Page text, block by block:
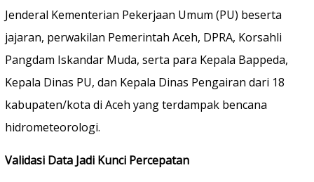
Jenderal Kementerian Pekerjaan Umum (PU) beserta
jajaran, perwakilan Pemerintah Aceh, DPRA, Korsahli
Pangdam Iskandar Muda, serta para Kepala Bappeda,
Kepala Dinas PU, dan Kepala Dinas Pengairan dari 18
kabupaten/kota di Aceh yang terdampak bencana
hidrometeorologi.
Validasi Data Jadi Kunci Percepatan